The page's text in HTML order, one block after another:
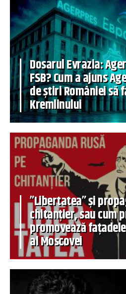
Dosarul Evrazia:
FSB? Cum a ajuns
de știri României să
Kremlinului
”Libertatea” și
chitanțier, sau cum
promovează
al Moscovei